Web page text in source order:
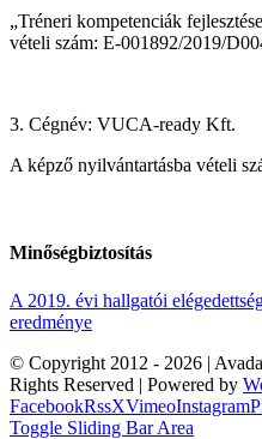
„Tréneri kompetenciák
vételi szám: E-001892/2019/
3. Cégnév: VUCA-ready Kft.
A képző nyilvántartásba vételi
Minőségbiztosítás
A 2019. évi hallgatói
eredménye
© Copyright 2012 - 2026 |
Rights Reserved | Powered by
FacebookRssXVimeoInstagram
Toggle Sliding Bar Area